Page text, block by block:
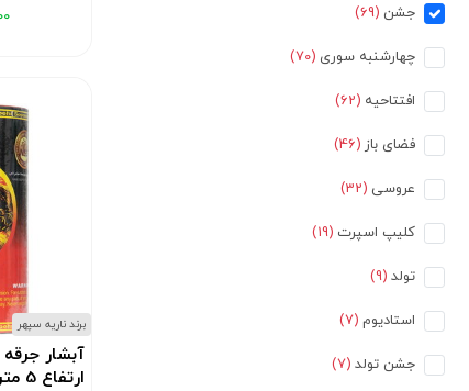
جشن(69)
چهارشنبه سوری(70)
افتتاحیه(62)
فضای باز(46)
عروسی(32)
کلیپ اسپرت(19)
تولد(9)
استادیوم(7)
جشن تولد(7)
برند ناریه سپهر
ارتفاع 5 متر